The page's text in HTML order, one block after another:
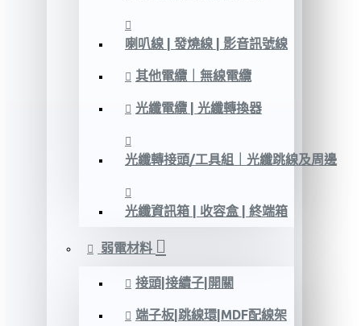
喇叭線 | 發燒線 | 影音訊號線
其他電纜｜無線電纜
光纖電纜 | 光纖轉換器
光纖轉接頭/工具組｜光纖跳線及周邊
光纖資訊箱 | 收容盒 | 終端箱
弱電材料
接頭|接續子|開關
端子板|跳線環|MDF配線架